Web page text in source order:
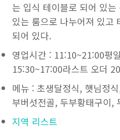
는 입식 테이블로 되어 있
있는 룸으로 나누어져 있고
되어 있다.
영업시간 : 11:10~21:00평
15:30~17:00라스트 오더
메뉴 : 초생달정식, 햇님정
부버섯전골, 두부황태구이,
지역 리스트